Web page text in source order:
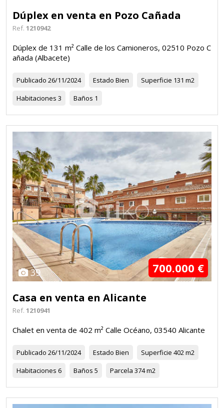
Dúplex en venta en Pozo Cañada
Ref. 1210942
Dúplex de 131 m² Calle de los Camioneros, 02510 Pozo C
añada (Albacete)
Publicado 26/11/2024 Estado Bien Superficie 131 m2
Habitaciones 3 Baños 1
39 700.000 €
Casa en venta en Alicante
Ref. 1210941
Chalet en venta de 402 m² Calle Océano, 03540 Alicante
Publicado 26/11/2024 Estado Bien Superficie 402 m2
Habitaciones 6 Baños 5 Parcela 374 m2